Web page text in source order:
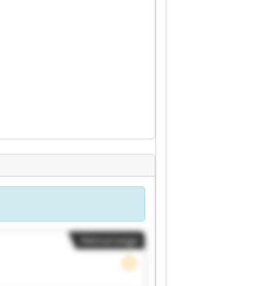
Kleinanzeige